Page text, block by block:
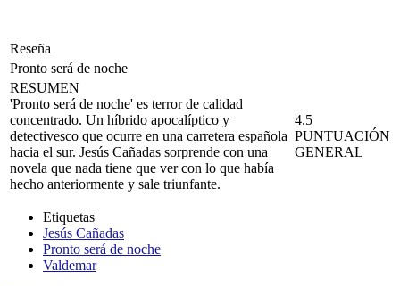
Reseña
Pronto será de noche
RESUMEN
'Pronto será de noche' es terror de calidad
concentrado. Un híbrido apocalíptico y
detectivesco que ocurre en una carretera española
hacia el sur. Jesús Cañadas sorprende con una
novela que nada tiene que ver con lo que había
hecho anteriormente y sale triunfante.
4.5
PUNTUACIÓN
GENERAL
Etiquetas
Jesús Cañadas
Pronto será de noche
Valdemar